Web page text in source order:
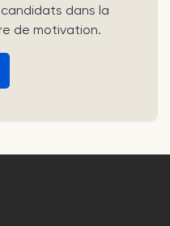
candidats dans la
de motivation.